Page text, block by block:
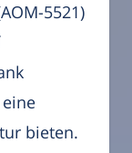
5521)
bieten.